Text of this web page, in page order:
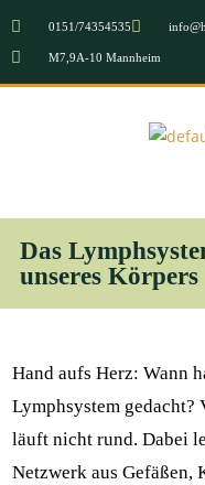
0151/74354535
M7,9A-10 Mannheim
Das
unseres Körpers
Hand aufs Herz: Wann
Lymphsystem gedacht?
läuft nicht rund. Dabei
Netzwerk aus Gefäßen,